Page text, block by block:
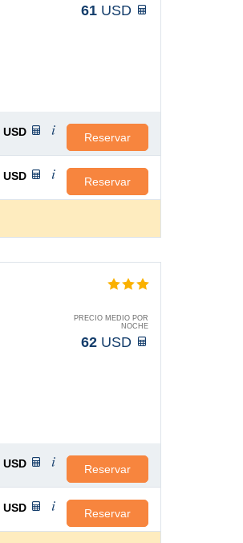
61 USD
USD Reservar
USD Reservar
PRECIO MEDIO POR
NOCHE
62 USD
USD Reservar
USD Reservar